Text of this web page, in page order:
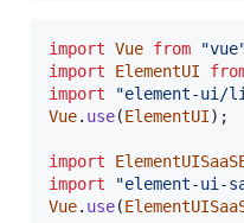
import Vue from
import
ElementUI
import
"element-ui/
Vue. use(ElementUI) ;
import
import
"element-ui-
Vue. use(